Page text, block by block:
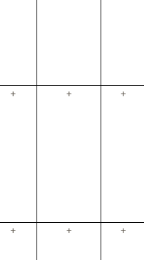
+ + +
+ + +